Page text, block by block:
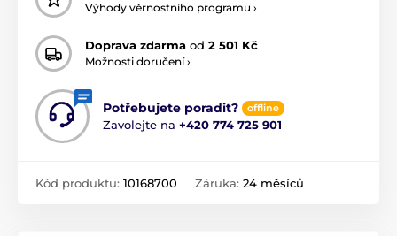
Výhody věrnostního programu ›
Doprava zdarma od 2 501 Kč
Možnosti doručení ›
Potřebujete poradit? offline
Zavolejte na +420 774 725 901
Kód produktu: 10168700 Záruka: 24 měsíců